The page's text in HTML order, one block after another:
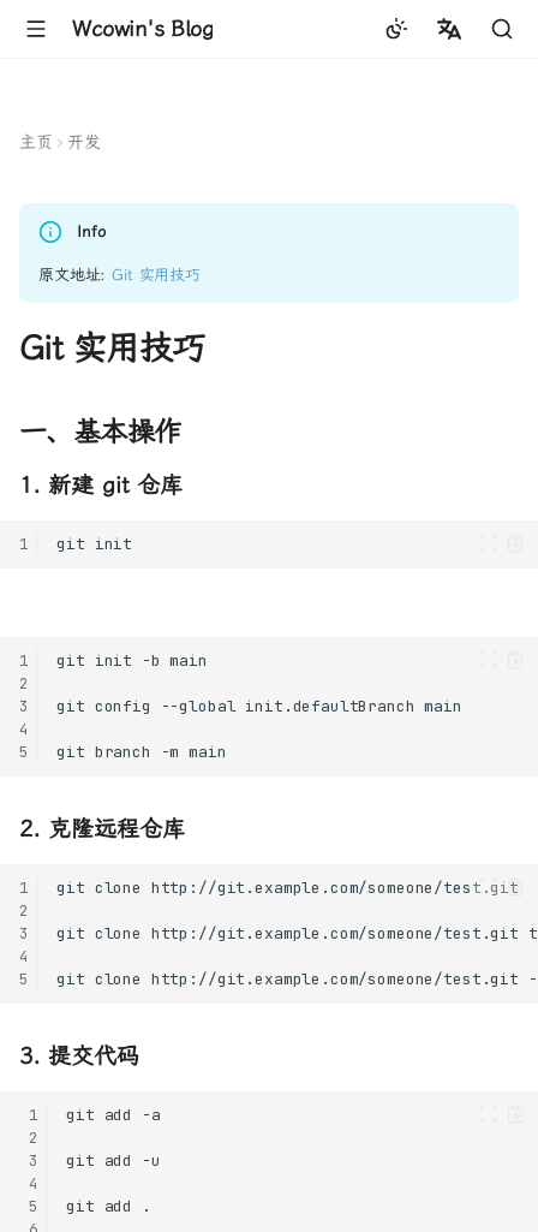
Wcowin's Blog
主页 开发
Info
原文地址:Git 实用技巧
Git 实用技巧
一、基本操作
1. 新建 git 仓库
1
1
2
3
4
5
2. 克隆远程仓库
1
2
3
4
5
3. 提交代码
1
2
3
4
5